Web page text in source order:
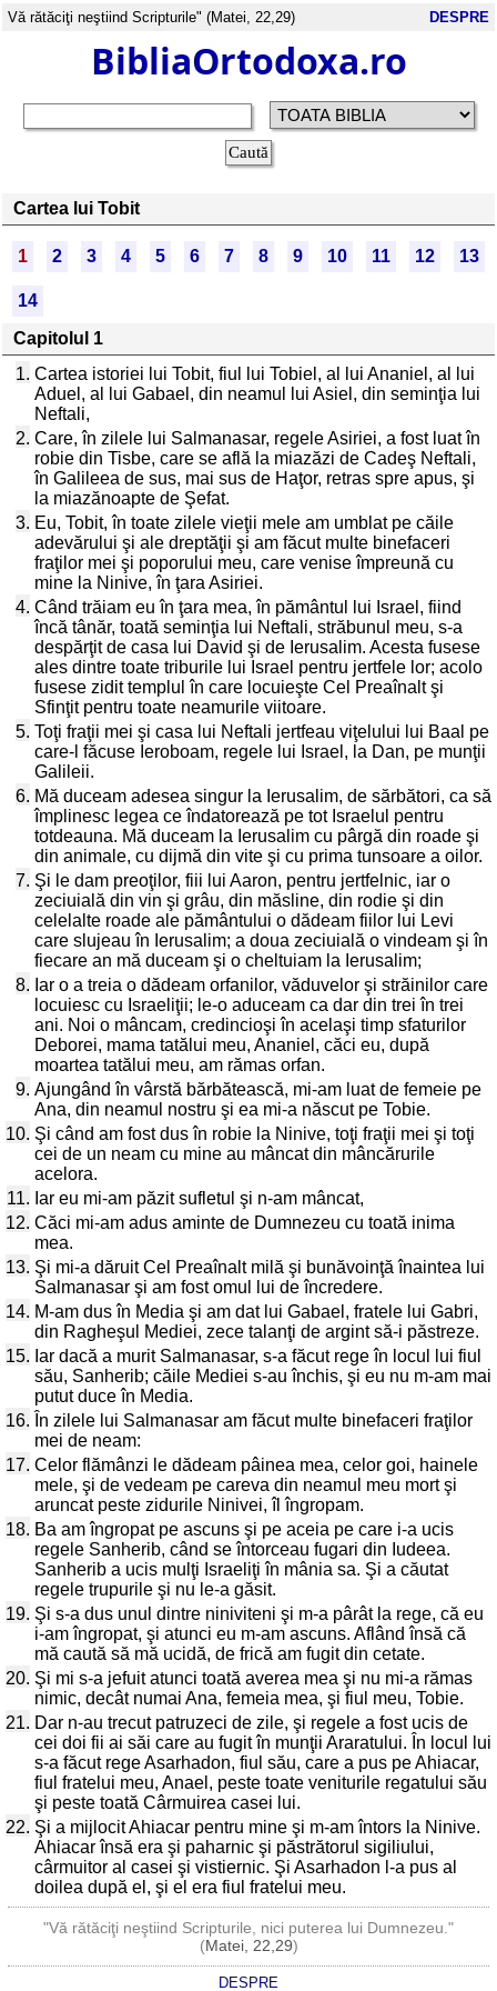
Vă rătăciţi neştiind Scripturile" (Matei, 22,29) DESPRE
BibliaOrtodoxa.ro
Cartea lui Tobit
1 2 3 4 5 6 7 8 9 10 11 12 13
14
Capitolul 1
1. Cartea istoriei lui Tobit, fiul lui Tobiel, al lui Ananiel, al lui
Aduel, al lui Gabael, din neamul lui Asiel, din seminţia lui
Neftali,
2. Care, în zilele lui Salmanasar, regele Asiriei, a fost luat în
robie din Tisbe, care se află la miazăzi de Cadeş Neftali,
în Galileea de sus, mai sus de Haţor, retras spre apus, şi
la miazănoapte de Şefat.
3. Eu, Tobit, în toate zilele vieţii mele am umblat pe căile
adevărului şi ale dreptăţii şi am făcut multe binefaceri
fraţilor mei şi poporului meu, care venise împreună cu
mine la Ninive, în ţara Asiriei.
4. Când trăiam eu în ţara mea, în pământul lui Israel, fiind
încă tânăr, toată seminţia lui Neftali, străbunul meu, s-a
despărţit de casa lui David şi de Ierusalim. Acesta fusese
ales dintre toate triburile lui Israel pentru jertfele lor; acolo
fusese zidit templul în care locuieşte Cel Preaînalt şi
Sfinţit pentru toate neamurile viitoare.
5. Toţi fraţii mei şi casa lui Neftali jertfeau viţelului lui Baal pe
care-l făcuse Ieroboam, regele lui Israel, la Dan, pe munţii
Galileii.
6. Mă duceam adesea singur la Ierusalim, de sărbători, ca să
împlinesc legea ce îndatorează pe tot Israelul pentru
totdeauna. Mă duceam la Ierusalim cu pârgă din roade şi
din animale, cu dijmă din vite şi cu prima tunsoare a oilor.
7. Şi le dam preoţilor, fiii lui Aaron, pentru jertfelnic, iar o
zeciuială din vin şi grâu, din măsline, din rodie şi din
celelalte roade ale pământului o dădeam fiilor lui Levi
care slujeau în Ierusalim; a doua zeciuială o vindeam şi în
fiecare an mă duceam şi o cheltuiam la Ierusalim;
8. Iar o a treia o dădeam orfanilor, văduvelor şi străinilor care
locuiesc cu Israeliţii; le-o aduceam ca dar din trei în trei
ani. Noi o mâncam, credincioşi în acelaşi timp sfaturilor
Deborei, mama tatălui meu, Ananiel, căci eu, după
moartea tatălui meu, am rămas orfan.
9. Ajungând în vârstă bărbătească, mi-am luat de femeie pe
Ana, din neamul nostru şi ea mi-a născut pe Tobie.
10. Şi când am fost dus în robie la Ninive, toţi fraţii mei şi toţi
cei de un neam cu mine au mâncat din mâncărurile
acelora.
11. Iar eu mi-am păzit sufletul şi n-am mâncat,
12. Căci mi-am adus aminte de Dumnezeu cu toată inima
mea.
13. Şi mi-a dăruit Cel Preaînalt milă şi bunăvoinţă înaintea lui
Salmanasar şi am fost omul lui de încredere.
14. M-am dus în Media şi am dat lui Gabael, fratele lui Gabri,
din Ragheşul Mediei, zece talanţi de argint să-i păstreze.
15. Iar dacă a murit Salmanasar, s-a făcut rege în locul lui fiul
său, Sanherib; căile Mediei s-au închis, şi eu nu m-am mai
putut duce în Media.
16. În zilele lui Salmanasar am făcut multe binefaceri fraţilor
mei de neam:
17. Celor flămânzi le dădeam pâinea mea, celor goi, hainele
mele, şi de vedeam pe careva din neamul meu mort şi
aruncat peste zidurile Ninivei, îl îngropam.
18. Ba am îngropat pe ascuns şi pe aceia pe care i-a ucis
regele Sanherib, când se întorceau fugari din Iudeea.
Sanherib a ucis mulţi Israeliţi în mânia sa. Şi a căutat
regele trupurile şi nu le-a găsit.
19. Şi s-a dus unul dintre niniviteni şi m-a pârât la rege, că eu
i-am îngropat, şi atunci eu m-am ascuns. Aflând însă că
mă caută să mă ucidă, de frică am fugit din cetate.
20. Şi mi s-a jefuit atunci toată averea mea şi nu mi-a rămas
nimic, decât numai Ana, femeia mea, şi fiul meu, Tobie.
21. Dar n-au trecut patruzeci de zile, şi regele a fost ucis de
cei doi fii ai săi care au fugit în munţii Araratului. În locul lui
s-a făcut rege Asarhadon, fiul său, care a pus pe Ahiacar,
fiul fratelui meu, Anael, peste toate veniturile regatului său
şi peste toată Cârmuirea casei lui.
22. Şi a mijlocit Ahiacar pentru mine şi m-am întors la Ninive.
Ahiacar însă era şi paharnic şi păstrătorul sigiliului,
cârmuitor al casei şi vistiernic. Şi Asarhadon l-a pus al
doilea după el, şi el era fiul fratelui meu.
"Vă rătăciţi neştiind Scripturile, nici puterea lui Dumnezeu."
(Matei, 22,29)
DESPRE